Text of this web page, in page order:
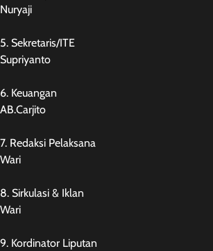
Nuryaji
5. Sekretaris/ITE
Supriyanto
6. Keuangan
AB.Carjito
7. Redaksi Pelaksana
Wari
8. Sirkulasi & Iklan
Wari
9. Kordinator Liputan